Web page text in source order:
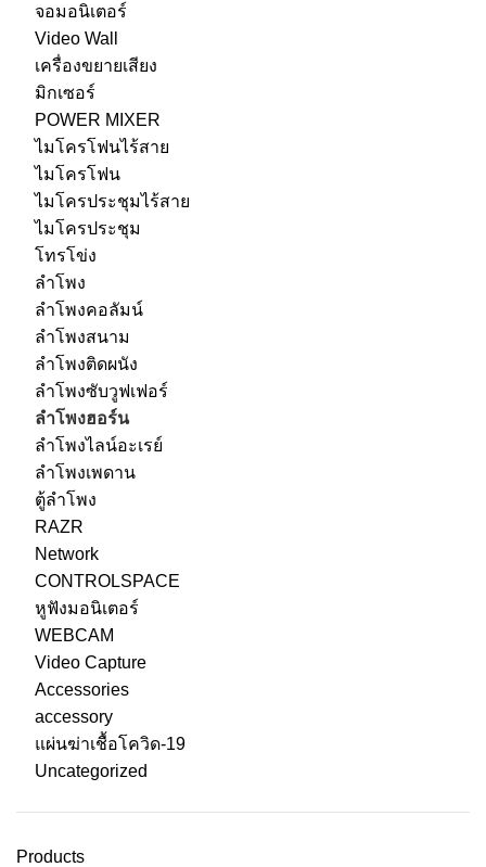
จอมอนิเตอร์
Video Wall
เครื่องขยายเสียง
มิกเซอร์
POWER MIXER
ไมโครโฟนไร้สาย
ไมโครโฟน
ไมโครประชุมไร้สาย
ไมโครประชุม
โทรโข่ง
ลำโพง
ลำโพงคอลัมน์
ลำโพงสนาม
ลำโพงติดผนัง
ลำโพงซับวูฟเฟอร์
ลำโพงฮอร์น
ลำโพงไลน์อะเรย์
ลำโพงเพดาน
ตู้ลำโพง
RAZR
Network
CONTROLSPACE
หูฟังมอนิเตอร์
WEBCAM
Video Capture
Accessories
accessory
แผ่นฆ่าเชื้อโควิด-19
Uncategorized
Products